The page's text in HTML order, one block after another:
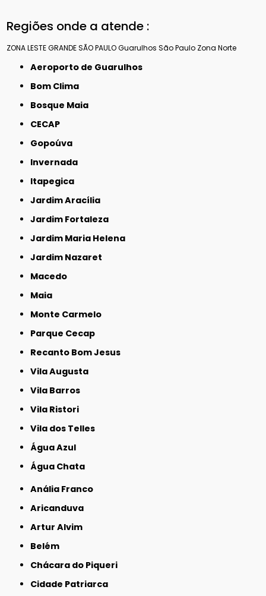
Regiões onde a atende :
ZONA LESTEGRANDE SÃO PAULOGuarulhos São Paulo Zona Norte
Aeroporto de Guarulhos
Bom Clima
Bosque Maia
CECAP
Gopoúva
Invernada
Itapegica
Jardim Aracília
Jardim Fortaleza
Jardim Maria Helena
Jardim Nazaret
Macedo
Maia
Monte Carmelo
Parque Cecap
Recanto Bom Jesus
Vila Augusta
Vila Barros
Vila Ristori
Vila dos Telles
Água Azul
Água Chata
Anália Franco
Aricanduva
Artur Alvim
Belém
Chácara do Piqueri
Cidade Patriarca